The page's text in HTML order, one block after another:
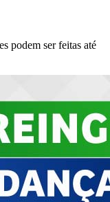
podem ser feitas até